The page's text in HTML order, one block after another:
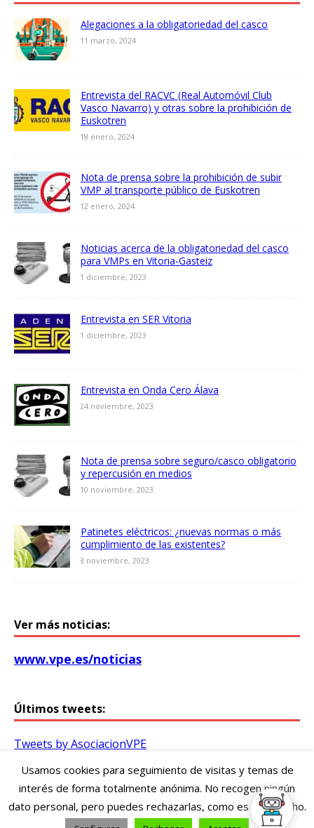
Alegaciones a la obligatoriedad del casco
11 marzo, 2024
Entrevista del RACVC (Real Automóvil Club
Vasco Navarro) y otras sobre la prohibición de
Euskotren
18 enero, 2024
Nota de prensa sobre la prohibición de subir
VMP al transporte público de Euskotren
12 enero, 2024
Noticias acerca de la obligatoriedad del casco
para VMPs en Vitoria-Gasteiz
1 diciembre, 2023
Entrevista en SER Vitoria
1 diciembre, 2023
Entrevista en Onda Cero Álava
24 noviembre, 2023
Nota de prensa sobre seguro/casco obligatorio
y repercusión en medios
10 noviembre, 2023
Patinetes eléctricos: ¿nuevas normas o más
cumplimiento de las existentes?
8 noviembre, 2023
Ver más noticias:
www.vpe.es/noticias
Últimos tweets:
Tweets by AsociacionVPE
Asociación Vitoriana de Patinetes Eléctricos /
Gasteizko Patinete Elektriko Elkartea
vpe@vpe.es
Usamos cookies para seguimiento de visitas y temas de
interés de forma totalmente anónima. No recogen ningún
dato personal, pero puedes rechazarlas, como es tu derecho.